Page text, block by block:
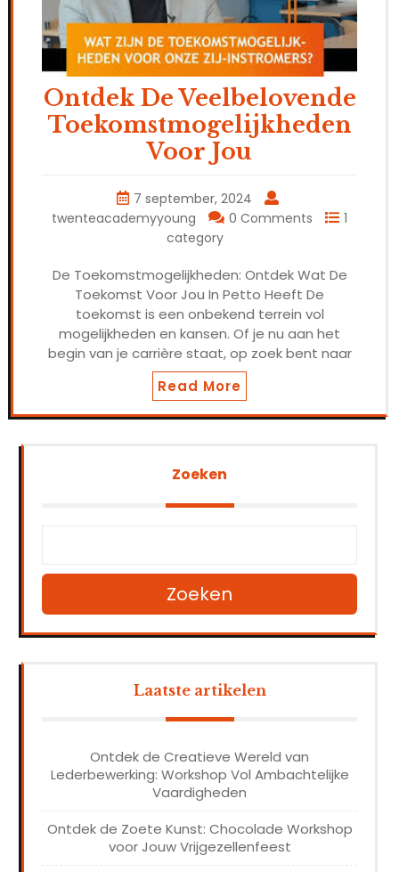
Ontdek De Veelbelovende
Toekomstmogelijkheden
Voor Jou
7 september, 2024
twenteacademyyoung
0 Comments
1
category
De Toekomstmogelijkheden: Ontdek Wat De
Toekomst Voor Jou In Petto Heeft De
toekomst is een onbekend terrein vol
mogelijkheden en kansen. Of je nu aan het
begin van je carrière staat, op zoek bent naar
Read More
Zoeken
Zoeken
Laatste artikelen
Ontdek de Creatieve Wereld van
Lederbewerking: Workshop Vol Ambachtelijke
Vaardigheden
Ontdek de Zoete Kunst: Chocolade Workshop
voor Jouw Vrijgezellenfeest